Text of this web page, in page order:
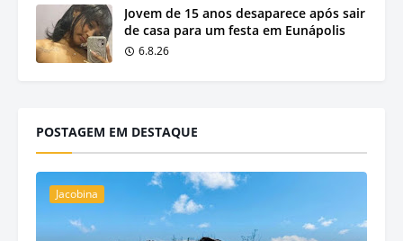
Jovem de 15 anos desaparece após sair
de casa para um festa em Eunápolis
6.8.26
POSTAGEM EM DESTAQUE
Jacobina